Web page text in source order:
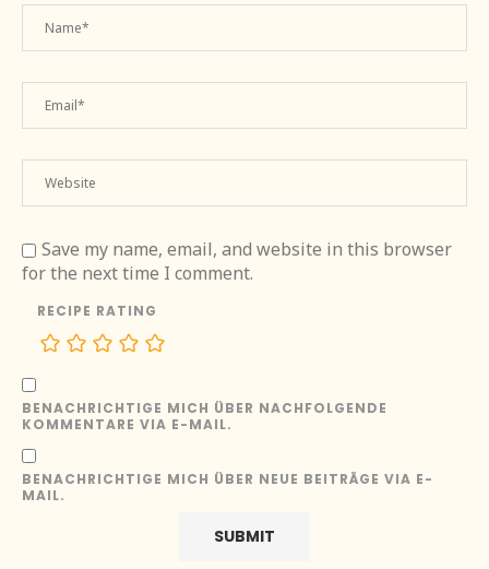
Save my name, email, and website in this browser
for the next time I comment.
RECIPE RATING
BENACHRICHTIGE MICH ÜBER NACHFOLGENDE
KOMMENTARE VIA E-MAIL.
BENACHRICHTIGE MICH ÜBER NEUE BEITRÄGE VIA E-
MAIL.